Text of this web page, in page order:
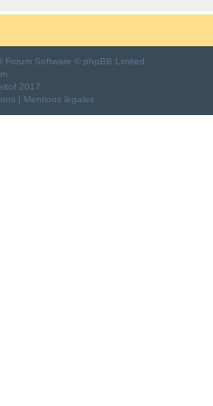
Forum Software © phpBB Limited
2017
| Mentions légales